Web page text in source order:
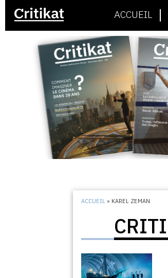
ACCUEIL
ACCUEIL » KAREL ZEMAN